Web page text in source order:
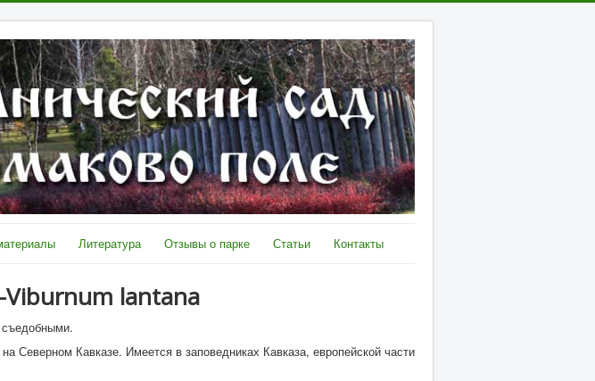
Литература Отзывы о парке Статьи Контакты
Viburnum lantana
Кавказе. Имеется в заповедниках Кавказа, европейской части